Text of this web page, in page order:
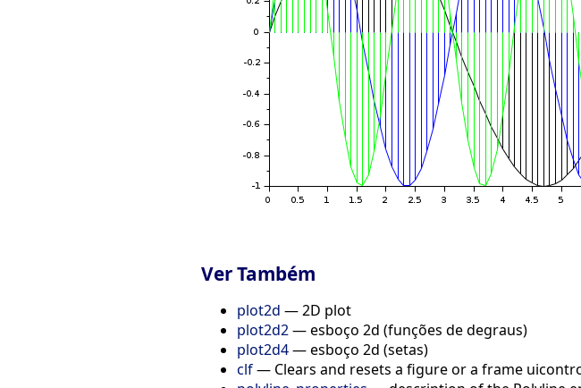
Ver Também
plot2d — 2D plot
plot2d2— esboço 2d (funções de degraus)
plot2d4— esboço 2d (setas)
clf— Clears and resets a figure or a frame